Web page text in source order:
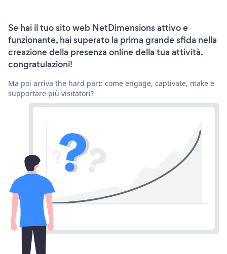
Se hai il tuo sito web NetDimensions attivo e
funzionante, hai superato la prima grande sfida nella
creazione della presenza online della tua attività.
congratulazioni!
Ma poi arriva the hard part: come engage, captivate, make e
supportare più visitatori?